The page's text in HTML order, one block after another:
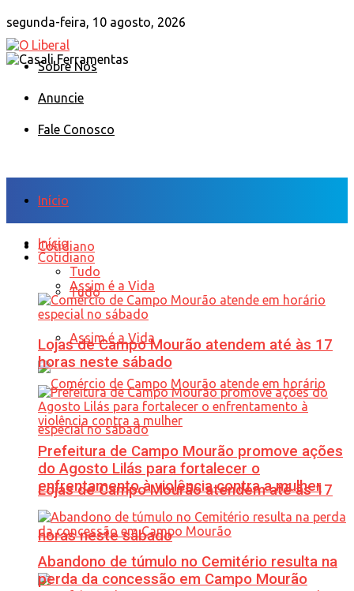
segunda-feira, 10 agosto, 2026
Sobre Nós
Anuncie
Fale Conosco
Início
Cotidiano
Tudo
Assim é a Vida
Lojas de Campo Mourão atendem até às 17
horas neste sábado
Início
Cotidiano
Tudo
Assim é a Vida
Lojas de Campo Mourão atendem até às 17
horas neste sábado
Prefeitura de Campo Mourão promove ações
do Agosto Lilás para fortalecer o
enfrentamento à violência contra a mulher
Abandono de túmulo no Cemitério resulta na
perda da concessão em Campo Mourão